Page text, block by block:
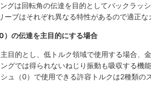
グは回転角の伝達を目的としてバックラッ
ーブはそれぞれ異なる特性があるので適正
）の伝達を主目的にする場合
目的とし、低トルク領域で使用する場合
グでは得られないねじり振動も吸収する
ュ（0）で使用できる許容トルクは2種類